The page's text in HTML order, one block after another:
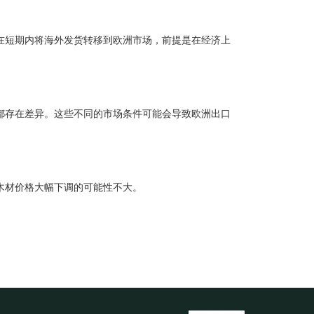
期内将海外发货转移到欧洲市场，前提是在经济上
在差异。这些不同的市场条件可能会导致欧洲出口
价格大幅下调的可能性不大。